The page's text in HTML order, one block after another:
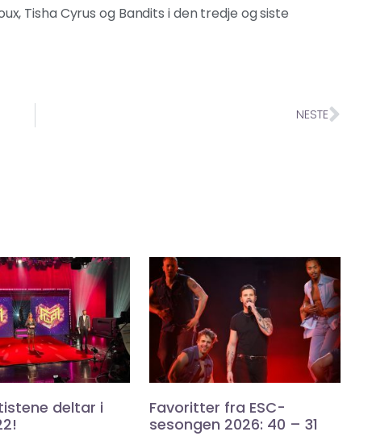
Tisha Cyrus og Bandits i den tredje og siste
NESTE
deltar i
Favoritter fra ESC-
sesongen 2026: 40 – 31